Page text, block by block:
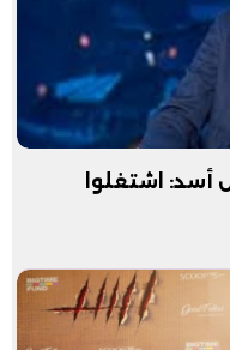
أسد: اشتغلوا